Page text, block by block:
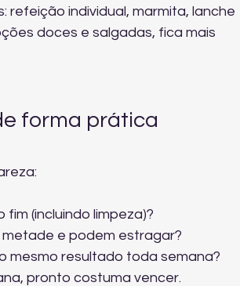
individual, marmita, lanche
doces e salgadas, fica mais
forma prática
(incluindo limpeza)?
e podem estragar?
mesmo resultado toda semana?
pronto costuma vencer.